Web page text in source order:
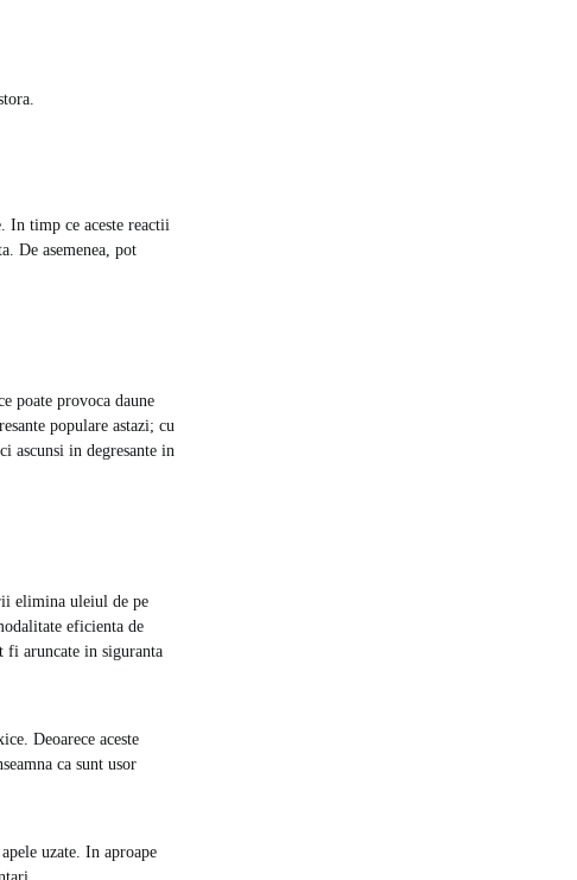
In timp ce aceste reactii
De asemenea, pot
poate provoca daune
populare astazi; cu
ascunsi in degresante in
elimina uleiul de pe
eficienta de
fi aruncate in siguranta
Deoarece aceste
ca sunt usor
uzate. In aproape